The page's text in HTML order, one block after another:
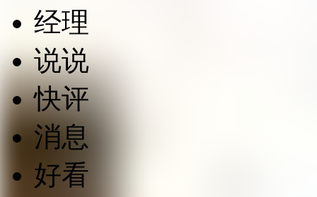
经理
说说
快评
消息
好看